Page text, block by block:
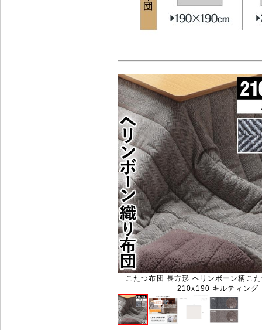
こたつ布団 長方形 ヘリンボーン柄こ
210x190 キルティング